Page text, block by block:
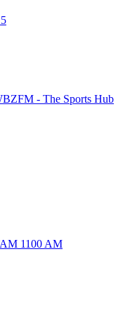
- The Sports Hub
1100 AM